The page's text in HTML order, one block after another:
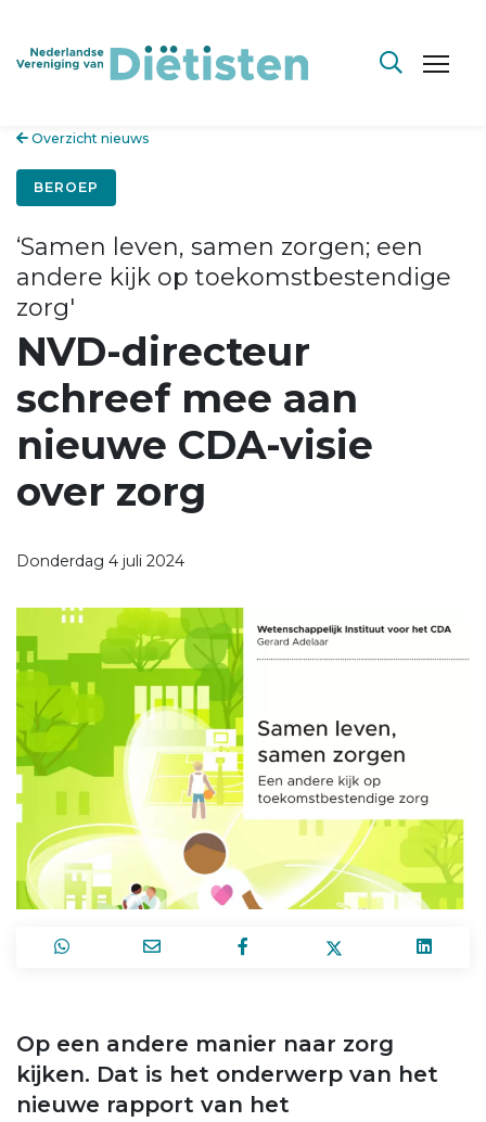
Overzicht nieuws
BEROEP
‘Samen leven, samen zorgen; een
andere kijk op toekomstbestendige
zorg'
NVD-directeur
schreef mee aan
nieuwe CDA-visie
over zorg
Donderdag 4 juli 2024
Op een andere manier naar zorg
kijken. Dat is het onderwerp van het
nieuwe rapport van het